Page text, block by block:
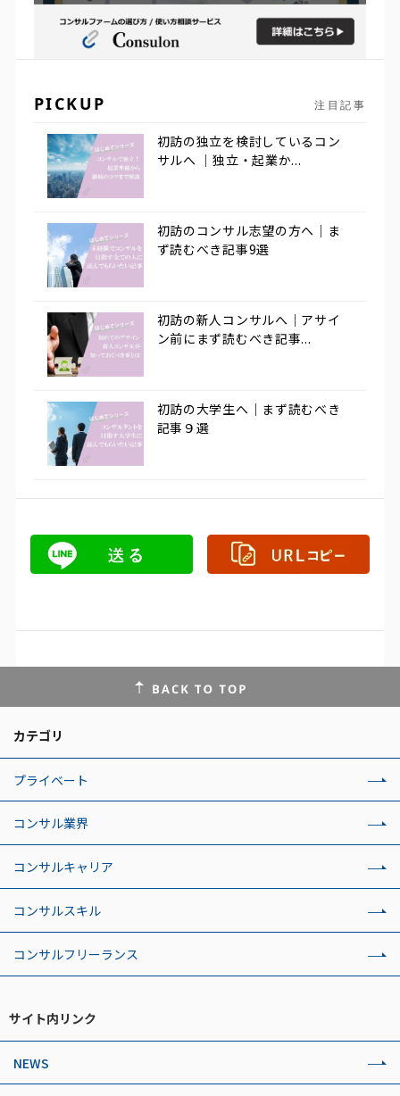
PICKUP 注目記事
初訪の独立を検討しているコン
サルへ ｜独立・起業か...
初訪のコンサル志望の方へ｜ま
ず読むべき記事9選
初訪の新人コンサルへ｜アサイ
ン前にまず読むべき記事...
初訪の大学生へ｜まず読むべき
記事９選
カテゴリ
プライベート
コンサル業界
コンサルキャリア
コンサルスキル
コンサルフリーランス
サイト内リンク
NEWS